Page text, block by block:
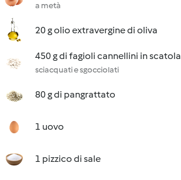
a metà
20 g olio extravergine di oliva
450 g di fagioli cannellini in scatola
sciacquati e sgocciolati
80 g di pangrattato
1 uovo
1 pizzico di sale